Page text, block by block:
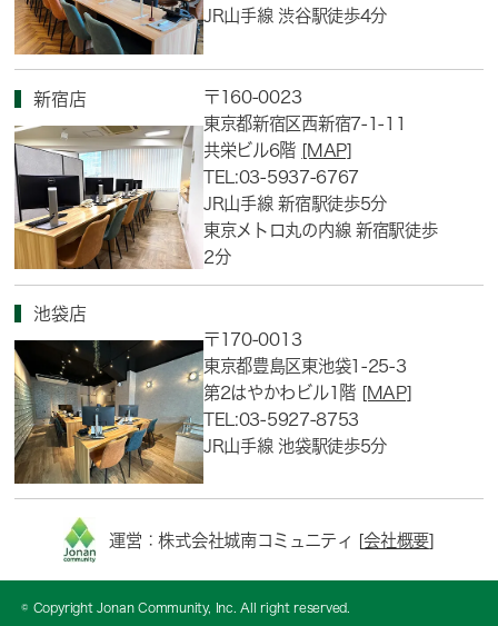
JR山手線 渋谷駅徒歩4分
新宿店
〒160-0023
東京都新宿区西新宿7-1-11
共栄ビル6階 [MAP]
TEL:03-5937-6767
JR山手線 新宿駅徒歩5分
東京メトロ丸の内線 新宿駅徒歩
2分
池袋店
〒170-0013
東京都豊島区東池袋1-25-3
第2はやかわビル1階 [MAP]
TEL:03-5927-8753
JR山手線 池袋駅徒歩5分
運営：株式会社城南コミュニティ [会社概要]
© Copyright Jonan Community, Inc. All right reserved.